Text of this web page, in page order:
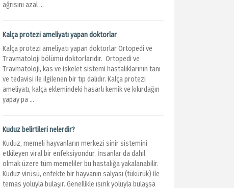
ağrısını azal ...
Kalça protezi ameliyatı yapan doktorlar
Kalça protezi ameliyatı yapan doktorlar Ortopedi ve
Travmatoloji bölümü doktorlarıdır. Ortopedi ve
Travmatoloji, kas ve iskelet sistemi hastalıklarının tanı
ve tedavisi ile ilgilenen bir tıp dalıdır. Kalça protezi
ameliyatı, kalça eklemindeki hasarlı kemik ve kıkırdağın
yapay pa ...
Kuduz belirtileri nelerdir?
Kuduz, memeli hayvanların merkezi sinir sistemini
etkileyen viral bir enfeksiyondur. İnsanlar da dahil
olmak üzere tüm memeliler bu hastalığa yakalanabilir.
Kuduz virüsü, enfekte bir hayvanın salyası (tükürük) ile
temas yoluyla bulaşır. Genellikle ısırık yoluyla bulaşsa